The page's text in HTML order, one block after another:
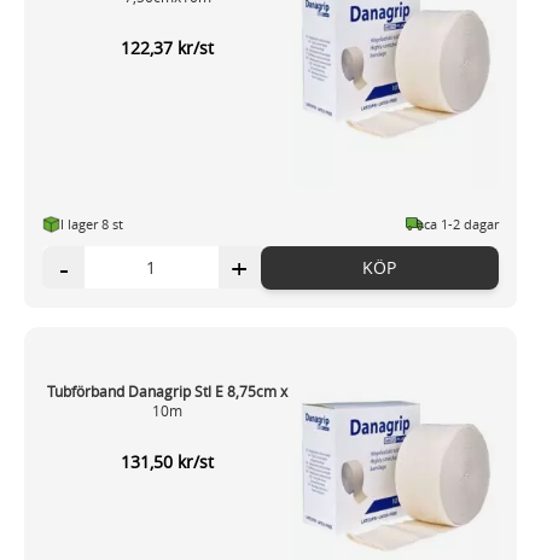
122,37 kr/st
I lager 8 st ca 1-2 dagar
- + KÖP
Tubförband Danagrip Stl E 8,75cm x
10m
131,50 kr/st